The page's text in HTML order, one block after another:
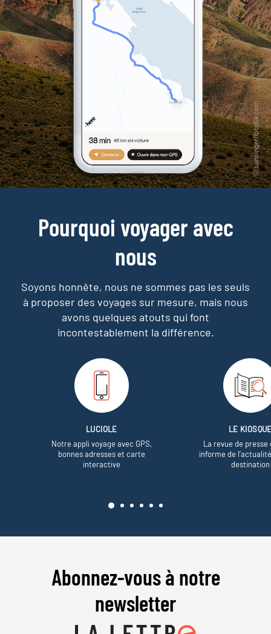
Pourquoi voyager avec
nous
Soyons honnête, nous ne sommes pas les seuls
à proposer des voyages sur mesure, mais nous
avons quelques atouts qui font
incontestablement la différence.
LUCIOLE
Notre appli voyage avec GPS,
bonnes adresses et carte
interactive
LE
La revue de presse
informe de
destination
Abonnez-vous à notre
newsletter